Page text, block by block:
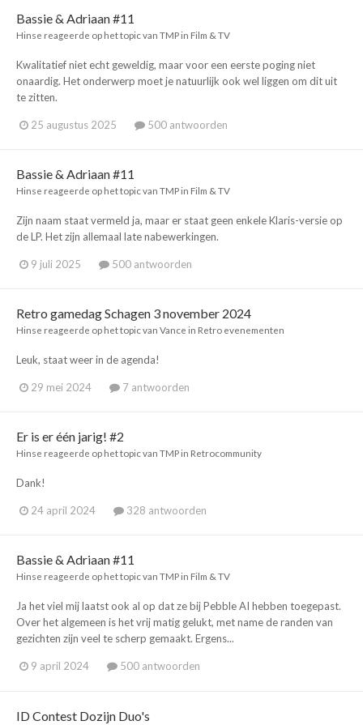
Bassie & Adriaan #11
Hinse reageerde op het topic van TMP in Film & TV
Kwalitatief niet echt geweldig, maar voor een eerste poging niet
onaardig. Het onderwerp moet je natuurlijk ook wel liggen om dit uit
te zitten.
25 augustus 2025 500 antwoorden
Bassie & Adriaan #11
Hinse reageerde op het topic van TMP in Film & TV
Zijn naam staat vermeld ja, maar er staat geen enkele Klaris-versie op
de LP. Het zijn allemaal late nabewerkingen.
9 juli 2025 500 antwoorden
Retro gamedag Schagen 3 november 2024
Hinse reageerde op het topic van Vance in Retro evenementen
Leuk, staat weer in de agenda!
29 mei 2024 7 antwoorden
Er is er één jarig! #2
Hinse reageerde op het topic van TMP in Retrocommunity
Dank!
24 april 2024 328 antwoorden
Bassie & Adriaan #11
Hinse reageerde op het topic van TMP in Film & TV
Ja het viel mij laatst ook al op dat ze bij Pebble AI hebben toegepast.
Over het algemeen is het vrij matig gelukt, met name de randen van
gezichten zijn veel te scherp gemaakt. Ergens...
9 april 2024 500 antwoorden
ID Contest Dozijn Duo's